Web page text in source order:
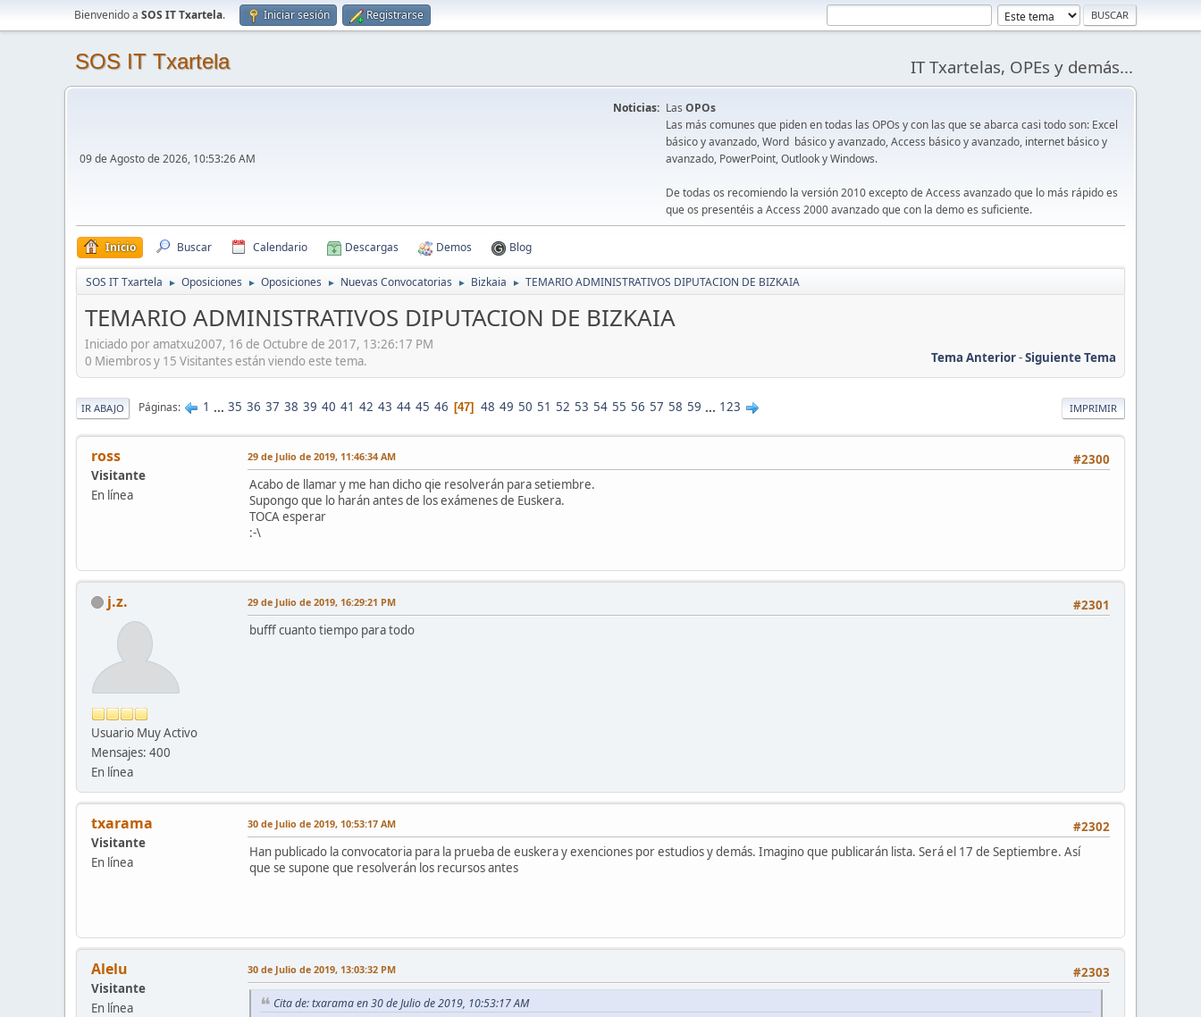
Bienvenido a SOS IT Txartela. Iniciar sesión Registrarse
SOS IT Txartela IT Txartelas, OPEs y demás...
09 de Agosto de 2026, 10:53:26 AM
Noticias: Las OPOs
Las más comunes que piden en todas las OPOs y con las que se abarca casi todo son: Excel
básico y avanzado, Word básico y avanzado, Access básico y avanzado, internet básico y
avanzado, PowerPoint, Outlook y Windows.
De todas os recomiendo la versión 2010 excepto de Access avanzado que lo más rápido es
que os presentéis a Access 2000 avanzado que con la demo es suficiente.
Inicio Buscar Calendario Descargas Demos Blog
SOS IT Txartela ► Oposiciones ► Oposiciones ► Nuevas Convocatorias ► Bizkaia ► TEMARIO ADMINISTRATIVOS DIPUTACION DE BIZKAIA
TEMARIO ADMINISTRATIVOS DIPUTACION DE BIZKAIA
Iniciado por amatxu2007, 16 de Octubre de 2017, 13:26:17 PM
Tema Anterior-Siguiente Tema
0 Miembros y 15 Visitantes están viendo este tema.
IMPRIMIR
IR ABAJO Páginas 1 ... 35 36 37 38 39 40 41 42 43 44 45 46 47 48 49 50 51 52 53 54 55 56 57 58 59 ... 123
ross
Visitante
En línea
#2300
29 de Julio de 2019, 11:46:34 AM
Acabo de llamar y me han dicho qie resolverán para setiembre.
Supongo que lo harán antes de los exámenes de Euskera.
TOCA esperar
:-\
j.z.
Usuario Muy Activo
Mensajes: 400
En línea
#2301
29 de Julio de 2019, 16:29:21 PM
bufff cuanto tiempo para todo
txarama
Visitante
En línea
#2302
30 de Julio de 2019, 10:53:17 AM
Han publicado la convocatoria para la prueba de euskera y exenciones por estudios y demás. Imagino que publicarán lista. Será el 17 de Septiembre. Así
que se supone que resolverán los recursos antes
Alelu
Visitante
En línea
#2303
30 de Julio de 2019, 13:03:32 PM
Cita de: txarama en 30 de Julio de 2019, 10:53:17 AM